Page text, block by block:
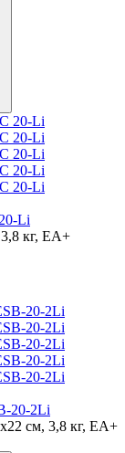
Li
кг, ЕА+
20-2Li
см, 3,8 кг, ЕА+